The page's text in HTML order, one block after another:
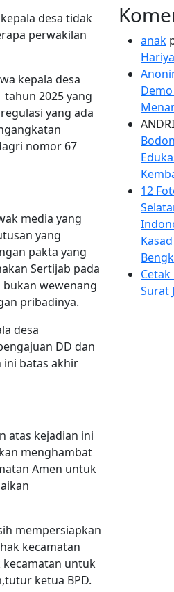
desa tidak
perwakilan
kepala desa
2025 yang
yang ada
nomor 67
media yang
yang
pakta yang
Sertijab pada
wewenang
pribadinya.
desa
DD dan
ini batas akhir
atas kejadian ini
menghambat
Amen untuk
mempersiapkan
kecamatan
kecamatan untuk
ketua BPD.
anak
12
Surat